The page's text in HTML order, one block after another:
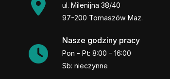
ul. Milenijna 38/40
97-200 Tomaszów Maz.
Nasze godziny pracy
Pon - Pt: 8:00 - 16:00
Sb: nieczynne